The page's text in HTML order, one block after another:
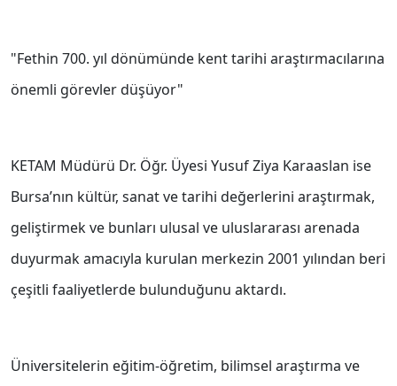
"Fethin 700. yıl dönümünde kent tarihi araştırmacılarına
önemli görevler düşüyor"
KETAM Müdürü Dr. Öğr. Üyesi Yusuf Ziya Karaaslan ise
Bursa’nın kültür, sanat ve tarihi değerlerini araştırmak,
geliştirmek ve bunları ulusal ve uluslararası arenada
duyurmak amacıyla kurulan merkezin 2001 yılından beri
çeşitli faaliyetlerde bulunduğunu aktardı.
Üniversitelerin eğitim-öğretim, bilimsel araştırma ve